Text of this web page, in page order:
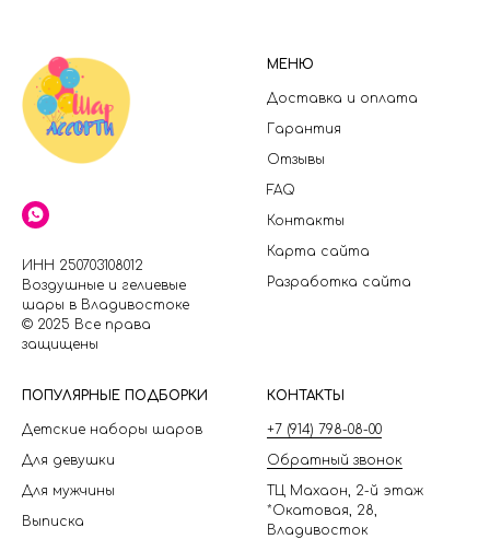
ИНН 250703108012
Воздушные и гелиевые
шары в Владивостоке
© 2025 Все права
защищены
МЕНЮ
Доставка и оплата
Гарантия
Отзывы
FAQ
Контакты
Карта сайта
Разработка сайта
ПОПУЛЯРНЫЕ ПОДБОРКИ
Детские наборы шаров
Для девушки
Для мужчины
Выписка
КОНТАКТЫ
+7 (914) 798-08-00
Обратный звонок
ТЦ Махаон, 2-й этаж
*Окатовая, 28,
Владивосток